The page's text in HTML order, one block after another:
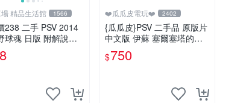
精品生活館 1566
238 二手 PSV 2014
球魂 日版 附解說書 6
02
❤️瓜瓜皮電玩❤️ 2402
{瓜瓜皮}PSV 二手品 原版片
中文版 伊蘇 塞爾塞塔的樹
海(遊戲都有回收)
$750